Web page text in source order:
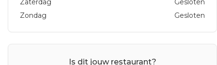
Zaterdag
Gesloten
Zondag
Gesloten
Is dit jouw restaurant?